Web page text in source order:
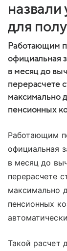
назвали
для
Работающим
официальная
в месяц до
перерасчете
максимально
пенсионных
Работающим
официальная
в месяц до
перерасчете
максимально
пенсионных
Такой расчет